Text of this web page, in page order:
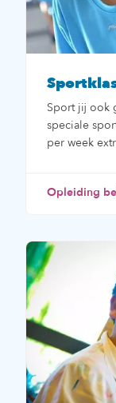
Sport jij ook
speciale
per week
Opleiding